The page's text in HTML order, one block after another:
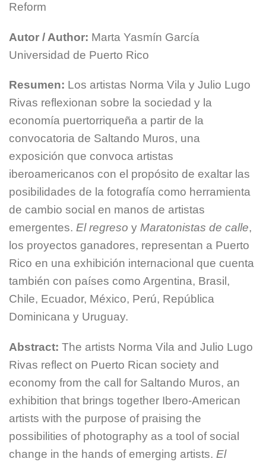
Reform
Autor / Author: Marta Yasmín García
Universidad de Puerto Rico
Resumen: Los artistas Norma Vila y Julio Lugo
Rivas reflexionan sobre la sociedad y la
economía puertorriqueña a partir de la
convocatoria de Saltando Muros, una
exposición que convoca artistas
iberoamericanos con el propósito de exaltar las
posibilidades de la fotografía como herramienta
de cambio social en manos de artistas
emergentes. El regreso y Maratonistas de calle,
los proyectos ganadores, representan a Puerto
Rico en una exhibición internacional que cuenta
también con países como Argentina, Brasil,
Chile, Ecuador, México, Perú, República
Dominicana y Uruguay.
Abstract: The artists Norma Vila and Julio Lugo
Rivas reflect on Puerto Rican society and
economy from the call for Saltando Muros, an
exhibition that brings together Ibero-American
artists with the purpose of praising the
possibilities of photography as a tool of social
change in the hands of emerging artists. El